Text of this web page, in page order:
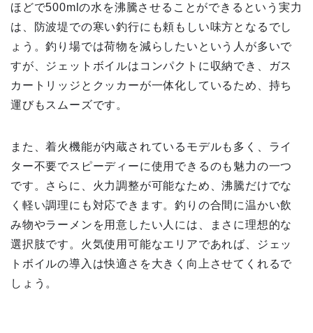
ほどで500mlの水を沸騰させることができるという実力
は、防波堤での寒い釣行にも頼もしい味方となるでし
ょう。釣り場では荷物を減らしたいという人が多いで
すが、ジェットボイルはコンパクトに収納でき、ガス
カートリッジとクッカーが一体化しているため、持ち
運びもスムーズです。
また、着火機能が内蔵されているモデルも多く、ライ
ター不要でスピーディーに使用できるのも魅力の一つ
です。さらに、火力調整が可能なため、沸騰だけでな
く軽い調理にも対応できます。釣りの合間に温かい飲
み物やラーメンを用意したい人には、まさに理想的な
選択肢です。火気使用可能なエリアであれば、ジェッ
トボイルの導入は快適さを大きく向上させてくれるで
しょう。